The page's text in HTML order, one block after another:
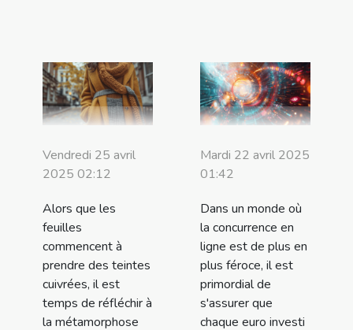
Vendredi 25 avril
2025 02:12
Alors que les
feuilles
commencent à
prendre des teintes
cuivrées, il est
temps de réfléchir à
la métamorphose
Mardi 22 avril 2025
01:42
Dans un monde où
la concurrence en
ligne est de plus en
plus féroce, il est
primordial de
s'assurer que
chaque euro investi